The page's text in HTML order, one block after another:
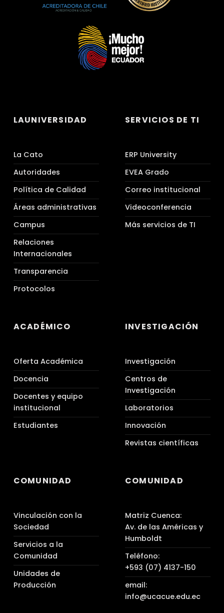
LAUNIVERSIDAD
La Cato
Autoridades
Política de Calidad
Áreas administrativas
Campus
Relaciones
Internacionales
Transparencia
Protocolos
SERVICIOS DE TI
ERP University
EVEA Grado
Correo institucional
Videoconferencia
Más servicios de TI
ACADÉMICO
Oferta Académica
Docencia
Docentes y equipo
institucional
Estudiantes
INVESTIGACIÓN
Investigación
Centros de
Investigación
Laboratorios
Innovación
Revistas científicas
COMUNIDAD
Vinculación con la
Sociedad
Servicios a la
Comunidad
Unidades de
Producción
COMUNIDAD
Matriz Cuenca:
Av. de las Américas y
Humboldt
Teléfono:
+593 (07) 4137-150
email:
info@ucacue.edu.ec